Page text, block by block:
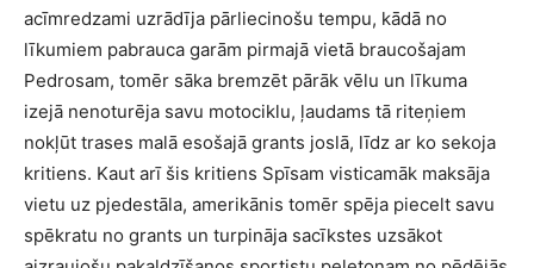
acīmredzami uzrādīja pārliecinošu tempu, kādā no
līkumiem pabrauca garām pirmajā vietā braucošajam
Pedrosam, tomēr sāka bremzēt pārāk vēlu un līkuma
izejā nenoturēja savu motociklu, ļaudams tā riteņiem
nokļūt trases malā esošajā grants joslā, līdz ar ko sekoja
kritiens. Kaut arī šis kritiens Spīsam visticamāk maksāja
vietu uz pjedestāla, amerikānis tomēr spēja piecelt savu
spēkratu no grants un turpināja sacīkstes uzsākot